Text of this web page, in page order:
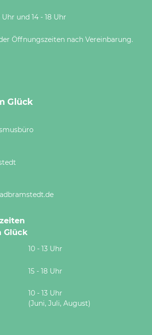
und 14 - 18 Uhr
Öffnungszeiten nach Vereinbarung.
Glück
Glück
10 - 13 Uhr
15 - 18 Uhr
10 - 13 Uhr
(Juni, Juli, August)